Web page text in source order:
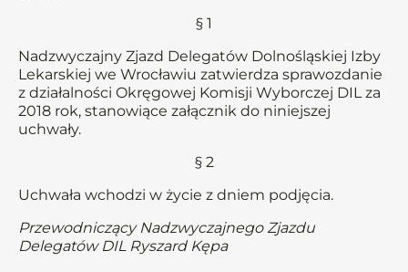
§ 1
Nadzwyczajny Zjazd Delegatów Dolnośląskiej Izby
Lekarskiej we Wrocławiu zatwierdza sprawozdanie
z działalności Okręgowej Komisji Wyborczej DIL za
2018 rok, stanowiące załącznik do niniejszej
uchwały.
§ 2
Uchwała wchodzi w życie z dniem podjęcia.
Przewodniczący Nadzwyczajnego Zjazdu
Delegatów DIL Ryszard Kępa